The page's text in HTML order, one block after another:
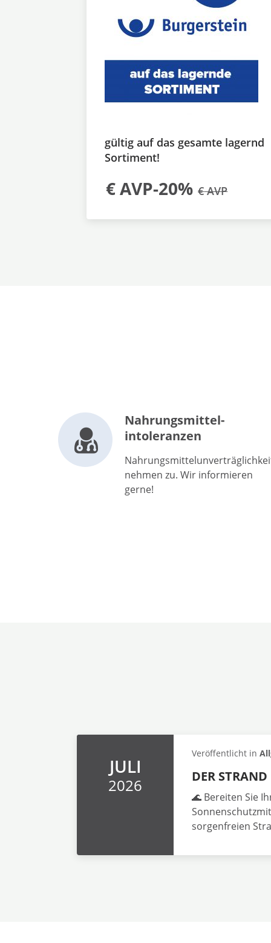
gültig auf das gesamte lagernd
Sortiment!
€AVP-20% €AVP
Nahrungsmittel-
intoleranzen
nehmen zu. Wir informieren
gerne!
JULI
2026
Veröffentlicht in
DER
🌊 Bereiten Sie
sorgenfreien